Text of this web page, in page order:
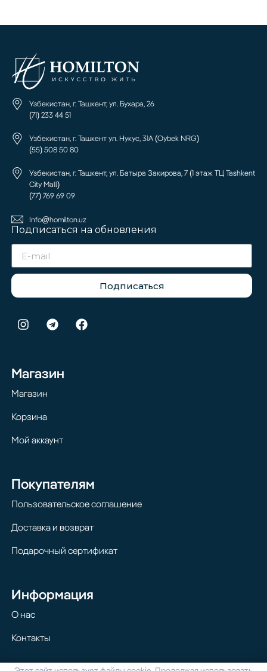
Узбекистан, г. Ташкент, ул. Бухара, 26
(71) 233 44 51
Узбекистан, г. Ташкент ул. Нукус, 31А (Oybek NRG)
(55) 508 50 80
Узбекистан, г. Ташкент, ул. Батыра Закирова, 7 (1 этаж ТЦ Tashkent
City Mall)
(77) 769 69 09
Info@homilton.uz
Подписаться на обновления
Подписаться
Магазин
Магазин
Корзина
Мой аккаунт
Покупателям
Пользовательское соглашение
Доставка и возврат
Подарочный сертификат
Информация
О нас
Контакты